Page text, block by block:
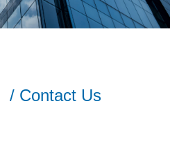
/ Contact Us